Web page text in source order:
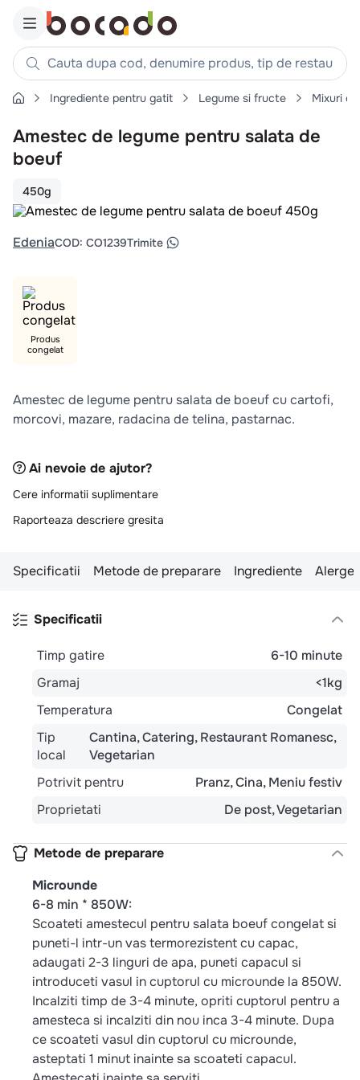
Cauta dupa cod, denumire produs, tip de restaurant,
Căutări populare
1. cartofi
2. piept pui
. pui
4. chifle
5. burger
. aripi
. ceafa
croissant
Ingrediente pentru gatit Legume si fructe Mixuri
Amestec de legume pentru salata de
boeuf
450g
EdeniaCOD: CO1239Trimite
Produs
congelat
Amestec de legume pentru salata de boeuf cu cartofi,
morcovi, mazare, radacina de telina, pastarnac.
Ai nevoie de ajutor?
Cere informatii suplimentare
Raporteaza descriere gresita
Specificatii Metode de preparare Ingrediente
Specificatii
Timp gatire
6-10 minute
Gramaj
<1kg
Temperatura
Congelat
Tip
local
Cantina Catering Restaurant Romanesc
Vegetarian
Potrivit pentru
Pranz Cina Meniu festiv
Proprietati
De post Vegetarian
Metode de preparare
Microunde
6-8 min * 850W:
Scoateti amestecul pentru salata boeuf congelat si
puneti-l intr-un vas termorezistent cu capac,
adaugati 2-3 linguri de apa, puneti capacul si
introduceti vasul in cuptorul cu microunde la 850W.
Incalziti timp de 3-4 minute, opriti cuptorul pentru a
amesteca si incalziti din nou inca 3-4 minute. Dupa
ce scoateti vasul din cuptorul cu microunde,
asteptati 1 minut inainte sa scoateti capacul.